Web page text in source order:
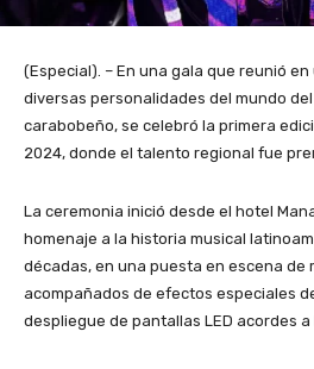
(Especial). – En una gala que reunió
diversas personalidades del mundo
carabobeño, se celebró la primera
2024, donde el talento regional fue
La ceremonia inició desde el hotel
homenaje a la historia musical
décadas, en una puesta en escena de
acompañados de efectos especiales
despliegue de pantallas LED acordes a